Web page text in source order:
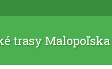
trasy Malopoľska